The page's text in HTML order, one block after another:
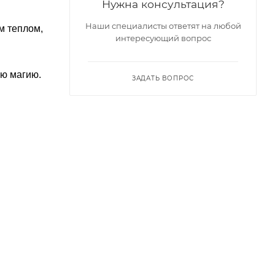
теплом,
магию.
Нужна консультация?
Наши специалисты ответят на любой
интересующий вопрос
ЗАДАТЬ ВОПРОС